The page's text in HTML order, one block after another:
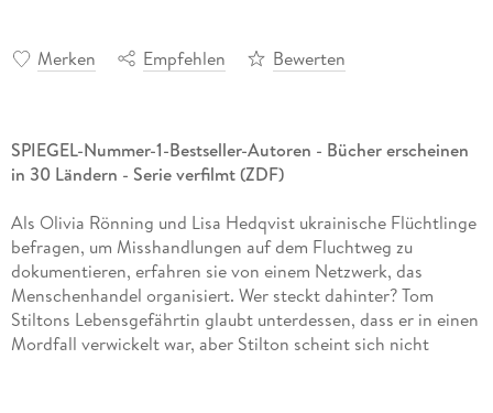
Merken Empfehlen Bewerten
SPIEGEL-Nummer-1-Bestseller-Autoren - Bücher erscheinen
in 30 Ländern - Serie verfilmt (ZDF)
Als Olivia Rönning und Lisa Hedqvist ukrainische Flüchtlinge
befragen, um Misshandlungen auf dem Fluchtweg zu
dokumentieren, erfahren sie von einem Netzwerk, das
Menschenhandel organisiert. Wer steckt dahinter? Tom
Stiltons Lebensgefährtin glaubt unterdessen, dass er in einen
Mordfall verwickelt war, aber Stilton scheint sich nicht